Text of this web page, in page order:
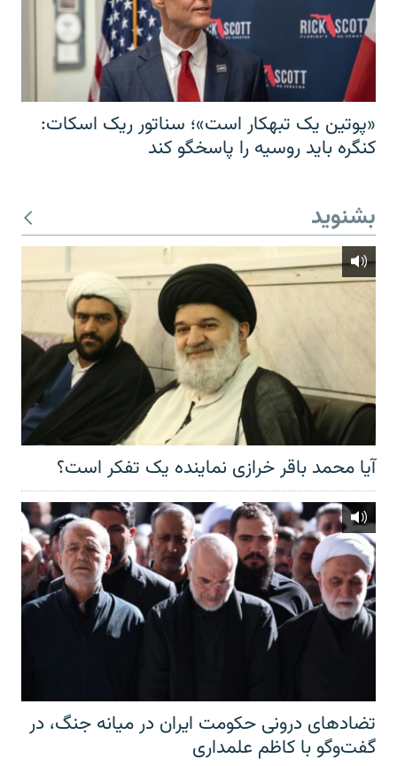
«پوتین یک تبهکار است»؛ سناتور ریک اسکات:
کنگره باید روسیه را پاسخگو کند
بشنوید
آیا محمد باقر خرازی نماینده یک تفکر است؟
تضادهای درونی حکومت ایران در میانه جنگ، در
گفت‌‌وگو با کاظم علمداری